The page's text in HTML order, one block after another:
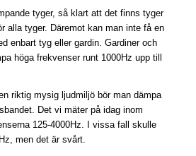
tyger, så klart att det finns tyger
alla tyger. Däremot kan man inte få en
enbart tyg eller gardin. Gardiner och
höga frekvenser runt 1000Hz upp till
riktig mysig ljudmiljö bör man dämpa
Det vi mäter på idag inom
125-4000Hz. I vissa fall skulle
men det är svårt.